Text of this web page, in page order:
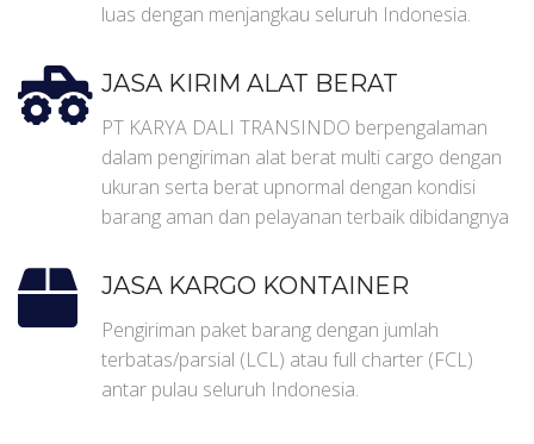
luas dengan menjangkau seluruh Indonesia.
JASA KIRIM ALAT BERAT
PT KARYA DALI TRANSINDO berpengalaman
dalam pengiriman alat berat multi cargo dengan
ukuran serta berat upnormal dengan kondisi
barang aman dan pelayanan terbaik dibidangnya
JASA KARGO KONTAINER
Pengiriman paket barang dengan jumlah
terbatas/parsial (LCL) atau full charter (FCL)
antar pulau seluruh Indonesia.